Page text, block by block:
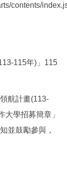
contents/
115年)」115
航計畫(113-
大學招募簡章」
並鼓勵參與，